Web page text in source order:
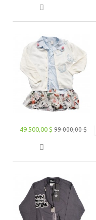
49 500,00 $ 99 000,00 $